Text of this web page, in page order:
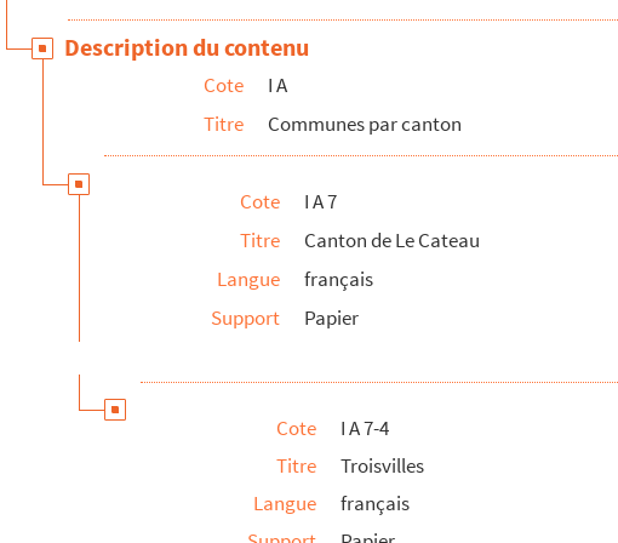
Description du contenu
Cote
I A
Titre
Communes par canton
Cote
I A 7
Titre
Canton de Le Cateau
Langue
français
Support
Papier
Cote
I A 7-4
Titre
Troisvilles
Langue
français